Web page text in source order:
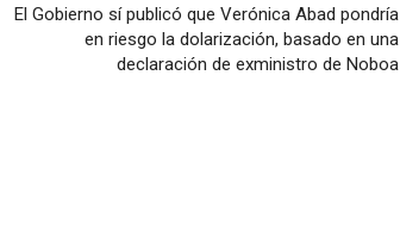
El Gobierno sí publicó que Verónica Abad pondría
en riesgo la dolarización, basado en una
declaración de exministro de Noboa